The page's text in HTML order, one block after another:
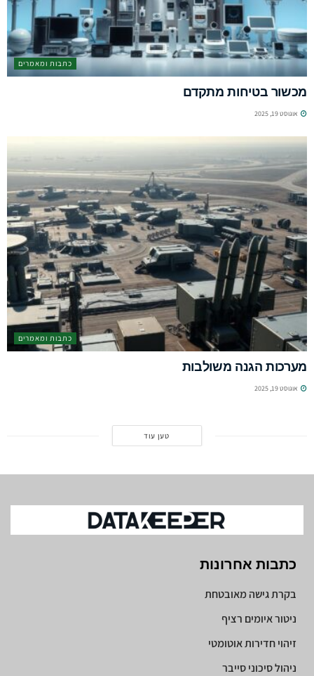
כתבות ומאמרים
מכשור בטיחות מתקדם
אוגוסט 19, 2025
כתבות ומאמרים
מערכות הגנה משולבות
אוגוסט 19, 2025
טען עוד
כתבות אחרונות
בקרת גישה מאובטחת
ניטור איומים רציף
זיהוי חדירות אוטומטי
ניהול סיכוני סייבר